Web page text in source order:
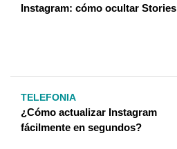
Instagram: cómo ocultar Stories
TELEFONIA
¿Cómo actualizar Instagram
fácilmente en segundos?